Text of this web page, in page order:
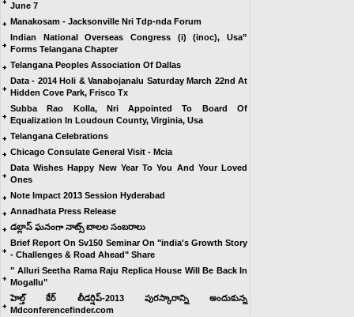
June 7
Manakosam - Jacksonville Nri Tdp-nda Forum
Indian National Overseas Congress (i) (inoc), Usa”
Forms Telangana Chapter
Telangana Peoples Association Of Dallas
Data - 2014 Holi & Vanabojanalu Saturday March 22nd At
Hidden Cove Park, Frisco Tx
Subba Rao Kolla, Nri Appointed To Board Of
Equalization In Loudoun County, Virginia, Usa
Telangana Celebrations
Chicago Consulate General Visit - Mcia
Data Wishes Happy New Year To You And Your Loved
Ones
Note Impact 2013 Session Hyderabad
Annadhata Press Release
డల్లాస్ ఘనంగా నాట్స్ బాలల సంబరాలు
Brief Report On Sv150 Seminar On "india's Growth Story
- Challenges & Road Ahead" Share
" Alluri Seetha Rama Raju Replica House Will Be Back In
Mogallu"
హెల్త్ కేర్ లీడర్షిప్-2013 పురస్కారాన్ని అందుకున్న
Mdconferencefinder.com